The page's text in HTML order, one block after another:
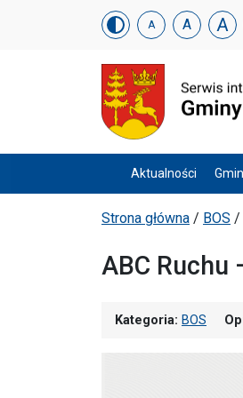
Urząd Gminy w
Skip menu A A A
Menu główneAktualności
Ścieżka
Strona główna / BOS /
ABC Ruchu
Kategoria: BOS